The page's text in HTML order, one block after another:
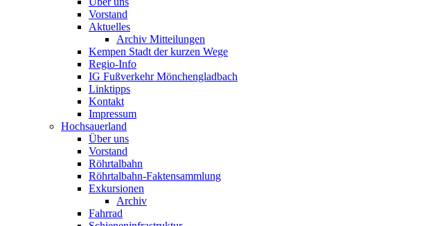
Vorstand
Aktuelles
Archiv Mitteilungen
Kempen Stadt der kurzen Wege
Regio-Info
IG Fußverkehr Mönchengladbach
Linktipps
Kontakt
Impressum
Hochsauerland
Über uns
Vorstand
Röhrtalbahn
Röhrtalbahn-Faktensammlung
Exkursionen
Archiv
Fahrrad